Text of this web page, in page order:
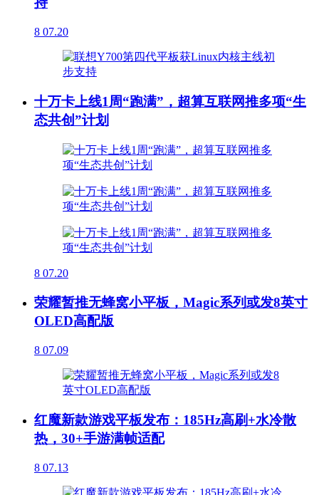
8 07.20
十万卡上线1周“跑满”，超算互联网推多项“生
态共创”计划
8 07.20
荣耀暂推无蜂窝小平板，Magic系列或发8英寸
OLED高配版
8 07.09
红魔新款游戏平板发布：185Hz高刷+水冷散
热，30+手游满帧适配
8 07.13